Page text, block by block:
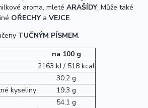
aroma, mletéARAŠÍDY. Může také
OŘECHYaVEJCE.
TUČNÝM PÍSMEM.
na 100 g
2163 kJ / 518 kcal
30,2 g
kyseliny
19,3 g
54,1 g